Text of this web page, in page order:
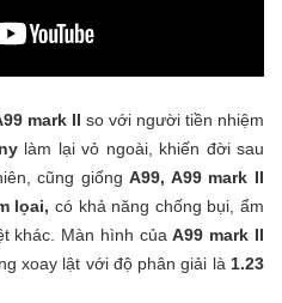
mark II so với người tiền nhiệm
làm lại vỏ ngoài, khiến đời sau
cũng giốngA99, A99 mark II
lọai, có khả năng chống bụi, ẩm
khác. Màn hình củaA99 mark II
xoay lật với độ phân giải là 1.23